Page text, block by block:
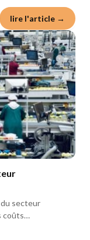
lire l'article →
secteur
coûts…